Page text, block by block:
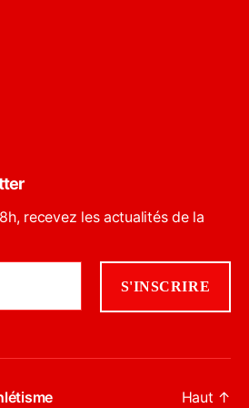
recevez les actualités de la
Haut ↑